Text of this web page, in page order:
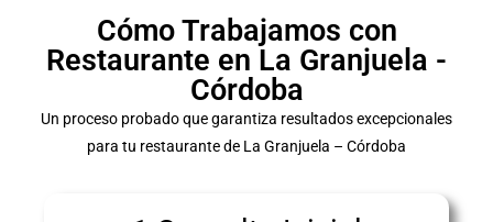
Cómo Trabajamos con
Restaurante en La Granjuela -
Córdoba
Un proceso probado que garantiza resultados excepcionales
para tu restaurante de La Granjuela – Córdoba